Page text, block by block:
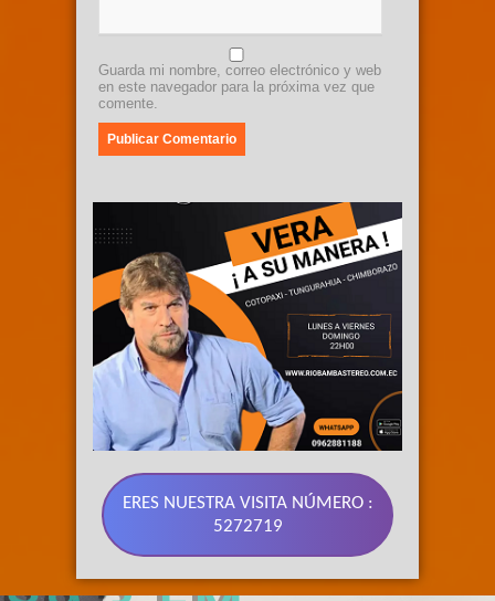
Guarda mi nombre, correo electrónico y web
en este navegador para la próxima vez que
comente.
ERES NUESTRA VISITA NÚMERO :
5272719